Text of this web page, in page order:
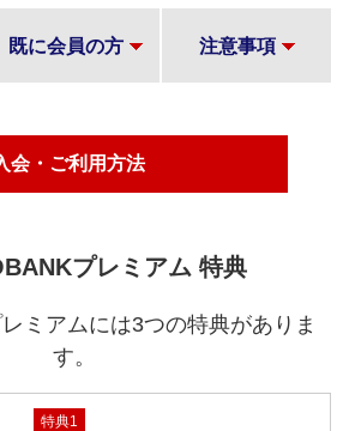
既に会員の方 注意事項
会・ご利用方法
プレミアム 特典
ミアムには3つの特典がありま
す。
特典1